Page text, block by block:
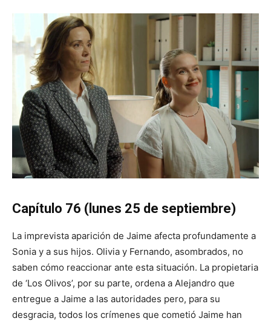
Capítulo 76 (lunes 25 de septiembre)
La imprevista aparición de Jaime afecta profundamente a
Sonia y a sus hijos. Olivia y Fernando, asombrados, no
saben cómo reaccionar ante esta situación. La propietaria
de ‘Los Olivos’, por su parte, ordena a Alejandro que
entregue a Jaime a las autoridades pero, para su
desgracia, todos los crímenes que cometió Jaime han